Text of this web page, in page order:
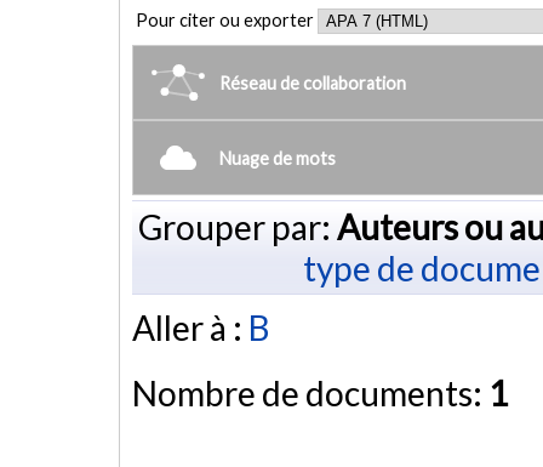
Pour citer ou exporter
Réseau de collaboration
Nuage de mots
Grouper par: Auteurs ou
type de
Aller à : B
Nombre de documents: 1